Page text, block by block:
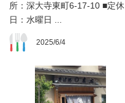
所：深大寺東町6-17-10 ■定休
日：水曜日 ...
2025/6/4